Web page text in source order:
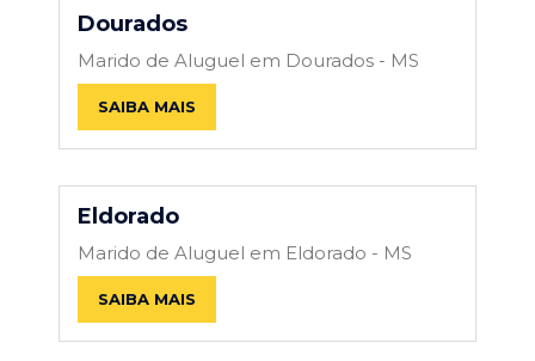
Dourados
Marido de Aluguel em Dourados - MS
SAIBA MAIS
Eldorado
Marido de Aluguel em Eldorado - MS
SAIBA MAIS